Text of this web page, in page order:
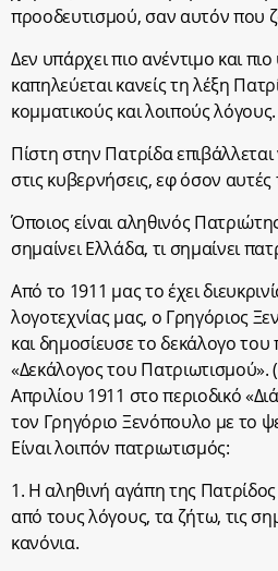
προοδευτισμού, σαν αυτόν που
Δεν υπάρχει πιο ανέντιμο και
καπηλεύεται κανείς τη λέξη
κομματικούς και λοιπούς λόγους.
Πίστη στην Πατρίδα
στις κυβερνήσεις, εφ όσον αυτές
Όποιος είναι αληθινός
σημαίνει Ελλάδα, τι σημαίνει
Από το 1911 μας το έχει
λογοτεχνίας μας, ο Γρηγόριος
και δημοσίευσε το δεκάλογο του
«Δεκάλογος του Πατριωτισμού».
Απριλίου 1911 στο περιοδικό
τον Γρηγόριο Ξενόπουλο με το
Είναι λοιπόν πατριωτισμός:
1. Η αληθινή αγάπη της
από τους λόγους, τα ζήτω, τις
κανόνια.